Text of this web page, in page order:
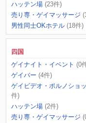
ハッテン場 (23件)
売り専・ゲイマッサージ
男性同士OKホテル (18件)
四国
ゲイナイト・イベント (0
ゲイバー (4件)
ゲイビデオ・ポルノショ
件)
ハッテン場 (2件)
売り専・ゲイマッサージ